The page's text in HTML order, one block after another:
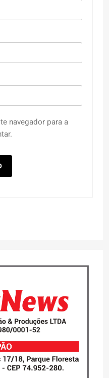
navegador para a